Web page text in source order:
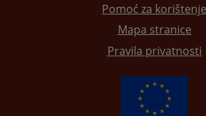
Pomoć za korištenje
Mapa stranice
Pravila privatnosti